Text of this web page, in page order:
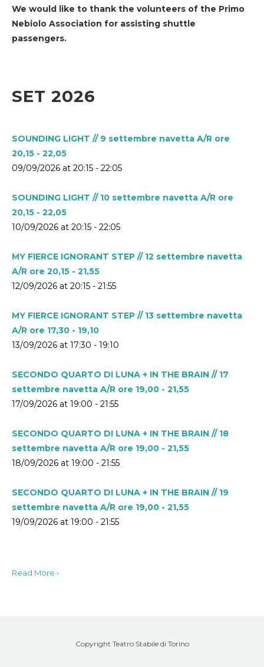
We would like to thank the volunteers of the Primo
Nebiolo Association for assisting shuttle
passengers.
SET 2026
SOUNDING LIGHT // 9 settembre navetta A/R ore
20,15 - 22,05
09/09/2026 at 20:15 - 22:05
SOUNDING LIGHT // 10 settembre navetta A/R ore
20,15 - 22,05
10/09/2026 at 20:15 - 22:05
MY FIERCE IGNORANT STEP // 12 settembre navetta
A/R ore 20,15 - 21,55
12/09/2026 at 20:15 - 21:55
MY FIERCE IGNORANT STEP // 13 settembre navetta
A/R ore 17,30 - 19,10
13/09/2026 at 17:30 - 19:10
SECONDO QUARTO DI LUNA + IN THE BRAIN // 17
settembre navetta A/R ore 19,00 - 21,55
17/09/2026 at 19:00 - 21:55
SECONDO QUARTO DI LUNA + IN THE BRAIN // 18
settembre navetta A/R ore 19,00 - 21,55
18/09/2026 at 19:00 - 21:55
SECONDO QUARTO DI LUNA + IN THE BRAIN // 19
settembre navetta A/R ore 19,00 - 21,55
19/09/2026 at 19:00 - 21:55
Read More ›
Copyright Teatro Stabile di Torino